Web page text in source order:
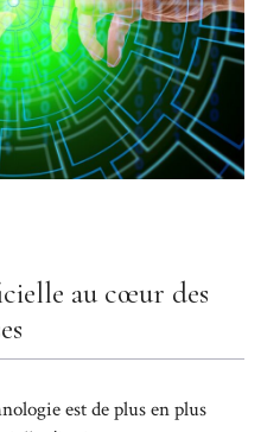
au cœur des
est de plus en plus